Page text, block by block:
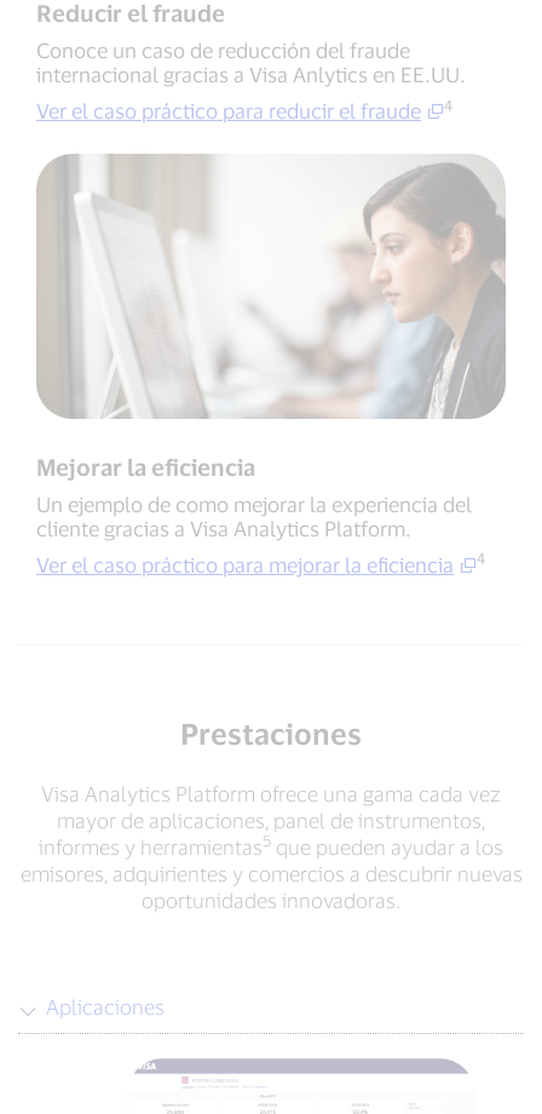
Reducir el fraude
Conoce un caso de reducción del fraude
internacional gracias a Visa Anlytics en EE.UU.
Ver el caso práctico para reducir el fraude
4
Mejorar la eficiencia
Un ejemplo de como mejorar la experiencia del
cliente gracias a Visa Analytics Platform.
Ver el caso práctico para mejorar la eficiencia
4
Prestaciones
Visa Analytics Platform ofrece una gama cada vez
mayor de aplicaciones, panel de instrumentos,
informes y herramientas5 que pueden ayudar a los
emisores, adquirientes y comercios a descubrir nuevas
oportunidades innovadoras.
Aplicaciones